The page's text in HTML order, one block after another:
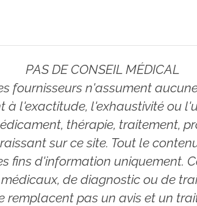
PAS DE CONSEIL MÉDICAL
fournisseurs n'assument
à l'exactitude, l'exhaustivité ou
thérapie, traitement,
sur ce site. Tout le
fins d'information uniquement.
de diagnostic ou de
remplacent pas un avis et un